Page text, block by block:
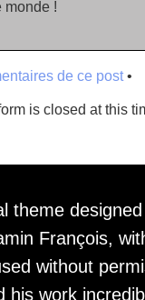
monde !
de ce post•
is closed at this
theme
François,
without
his work